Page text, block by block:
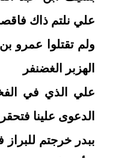
علي نلتم ذاك
ولم تقتلوا عمرو
الهزبر الغضنفر
علي الذي في
الدعوى علينا
ببدر خرجتم